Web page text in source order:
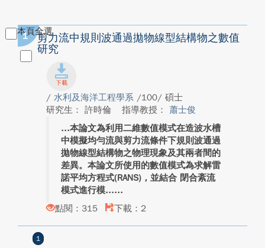
本頁全選
1
剪力流中規則波通過拋物線型結構物之數值
研究
/ 水利及海洋工程學系 /100/ 碩士
研究生： 許時倫
指導教授： 蕭士俊
本論文為利用二維數值模式在造波水槽
中模擬均勻流與剪力流條件下規則波通過
拋物線型結構物之物理現象及其兩者間的
差異。本論文所使用的數值模式為求解雷
諾平均方程式(RANS)，並結合 閉合紊流
模式進行模...
點閱：315
下載：2
1